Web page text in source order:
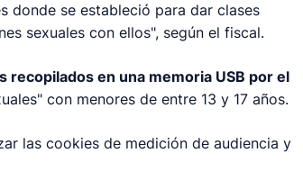
donde se estableció para dar clases
sexuales con ellos", según el fiscal.
en una memoria USB por el
con menores de entre 13 y 17 años.
las cookies de medición de audiencia y